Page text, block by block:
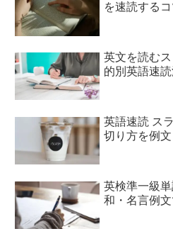
を速読する
英文を読む
的別英語速
英語速読 ス
切り方を例
英検準一級
和・名言例文